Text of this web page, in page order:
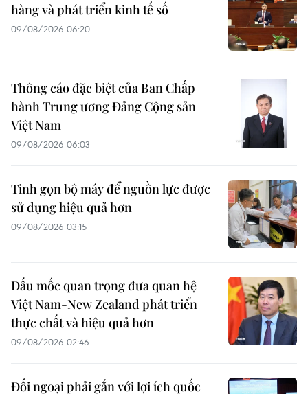
hàng và phát triển kinh tế số
09/08/2026 06:20
Thông cáo đặc biệt của Ban Chấp
hành Trung ương Đảng Cộng sản
Việt Nam
09/08/2026 06:03
Tinh gọn bộ máy để nguồn lực được
sử dụng hiệu quả hơn
09/08/2026 03:15
Dấu mốc quan trọng đưa quan hệ
Việt Nam-New Zealand phát triển
thực chất và hiệu quả hơn
09/08/2026 02:46
Đối ngoại phải gắn với lợi ích quốc